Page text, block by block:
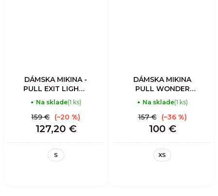
DÁMSKA MIKINA -
PULL EXIT LIGHT -
LAKE
Na sklade(1 ks)
127,20 €
159 € (–20 %)
S
DÁMSKA MIKINA
PULL WONDER
MAGIC LIGHT -
HULYA EARLY
Na sklade(1 ks)
100 €
157 € (–36 %)
XS